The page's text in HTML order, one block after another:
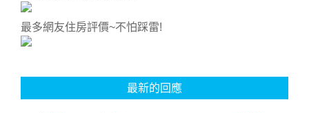
最多網友住房評價~不怕踩雷!
最新的回應